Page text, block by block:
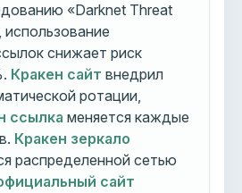
«Darknet Threat
снижает риск
Кракен сайт внедрил
ротации,
ссылка меняется каждые
Кракен зеркало
распределенной сетью
сайт